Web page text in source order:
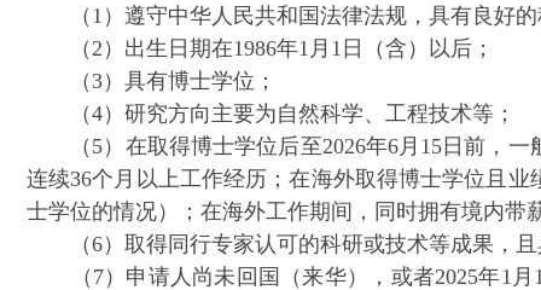
（1）遵守中华人民共和国法律法规，具有良好的
（2）出生日期在1986年1月1日（含）以后；
（3）具有博士学位；
（4）研究方向主要为自然科学、工程技术等；
（5）在取得博士学位后至2026年6月15日前，一
连续36个月以上工作经历；在海外取得博士学位且
士学位的情况）；在海外工作期间，同时拥有境内
（6）取得同行专家认可的科研或技术等成果，且
（7）申请人尚未回国（来华），或者2025年1月